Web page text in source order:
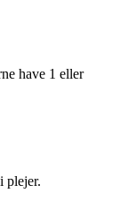
have 1 eller
plejer.